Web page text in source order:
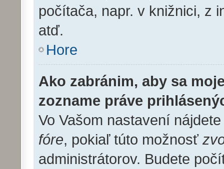
počítača, napr. v knižnici, z
atď.
Hore
Ako zabránim, aby sa
zozname práve
Vo Vašom nastavení
fóre, pokiaľ túto možnosť
administrátorov. Budete